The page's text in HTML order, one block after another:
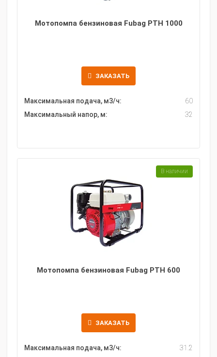
Мотопомпа бензиновая Fubag PTH 1000
ЗАКАЗАТЬ
Максимальная подача, м3/ч:
60
Максимальный напор, м:
32
Мотопомпа бензиновая Fubag PTH 600
ЗАКАЗАТЬ
Максимальная подача, м3/ч:
31.2
В наличии